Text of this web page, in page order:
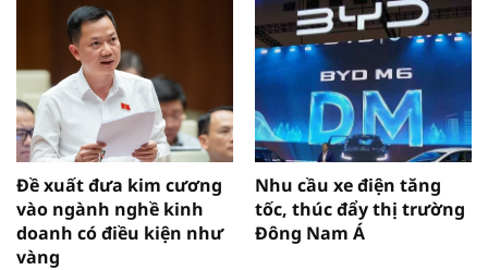
Đề xuất đưa kim cương
vào ngành nghề kinh
doanh có điều kiện như
vàng
Nhu cầu xe điện tăng
tốc, thúc đẩy thị trường
Đông Nam Á